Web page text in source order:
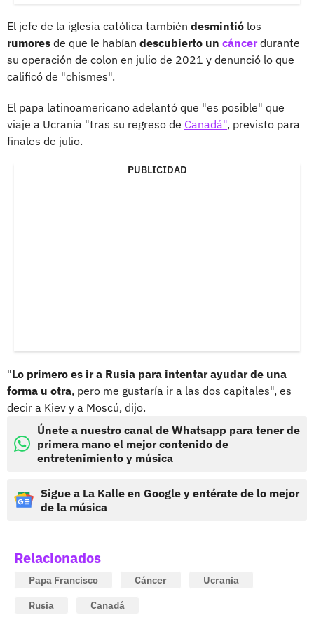
El jefe de la iglesia católica también desmintió los
rumores de que le habían descubierto un cáncer durante
su operación de colon en julio de 2021 y denunció lo que
calificó de "chismes".
El papa latinoamericano adelantó que "es posible" que
viaje a Ucrania "tras su regreso de Canadá", previsto para
finales de julio.
PUBLICIDAD
"Lo primero es ir a Rusia para intentar ayudar de una
forma u otra, pero me gustaría ir a las dos capitales", es
decir a Kiev y a Moscú, dijo.
Únete a nuestro canal de Whatsapp para tener de
primera mano el mejor contenido de
entretenimiento y música
Sigue a La Kalle en Google y entérate de lo mejor
de la música
Relacionados
Papa Francisco Cáncer
Ucrania
Rusia
Canadá